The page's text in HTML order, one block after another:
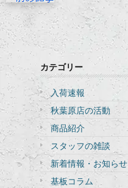
カテゴリー
入荷速報
秋葉原店の活動
商品紹介
スタッフの雑談
新着情報・お知らせ
基板コラム